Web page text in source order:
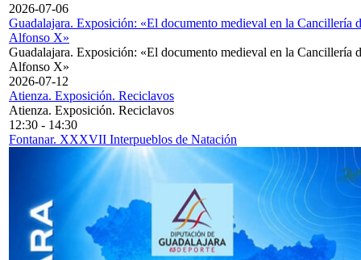
2026-07-06
Guadalajara. Exposición: «El documento medieval en la Cancillería
Alfonso X»
Guadalajara. Exposición: «El documento medieval en la Cancillería
Alfonso X»
2026-07-12
Atienza. Exposición. Reciclavos
Atienza. Exposición. Reciclavos
12:30 - 14:30
Fontanar. XXXVII Interpueblos de Natación